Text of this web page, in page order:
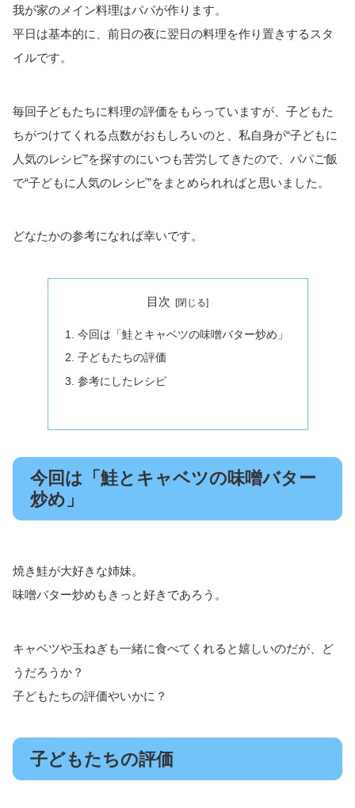
我が家のメイン料理はパパが作ります。
平日は基本的に、前日の夜に翌日の料理を作り置きするスタ
イルです。
毎回子どもたちに料理の評価をもらっていますが、子どもた
ちがつけてくれる点数がおもしろいのと、私自身が“子どもに
人気のレシピ”を探すのにいつも苦労してきたので、パパご飯
で“子どもに人気のレシピ”をまとめられればと思いました。
どなたかの参考になれば幸いです。
目次
今回は「鮭とキャベツの味噌バター炒め」
子どもたちの評価
参考にしたレシピ
今回は「鮭とキャベツの味噌バター
炒め」
焼き鮭が大好きな姉妹。
味噌バター炒めもきっと好きであろう。
キャベツや玉ねぎも一緒に食べてくれると嬉しいのだが、ど
うだろうか？
子どもたちの評価やいかに？
子どもたちの評価